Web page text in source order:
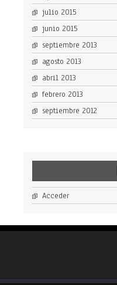
julio 2015
junio 2015
septiembre 2013
agosto 2013
abril 2013
febrero 2013
septiembre 2012
Acceder